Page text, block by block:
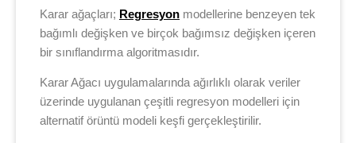
Karar ağaçları; Regresyon modellerine benzeyen tek
bağımlı değişken ve birçok bağımsız değişken içeren
bir sınıflandırma algoritmasıdır.
Karar Ağacı uygulamalarında ağırlıklı olarak veriler
üzerinde uygulanan çeşitli regresyon modelleri için
alternatif örüntü modeli keşfi gerçekleştirilir.